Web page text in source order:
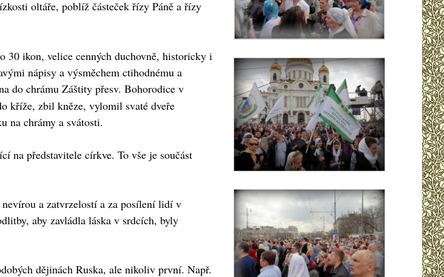
oltáře, poblíž částeček řízy Páně a řízy
30 ikon, velice cenných duchovně, historicky i
nápisy a výsměchem ctihodnému a
do chrámu Záštity přesv. Bohorodice v
kříže, zbil kněze, vylomil svaté dveře
na chrámy a svátosti.
na představitele církve. To vše je součást
a zatvrzelostí a za posílení lidí v
aby zavládla láska v srdcích, byly
dějinách Ruska, ale nikoliv první. Např.